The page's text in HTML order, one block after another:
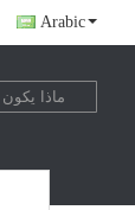
Arabic